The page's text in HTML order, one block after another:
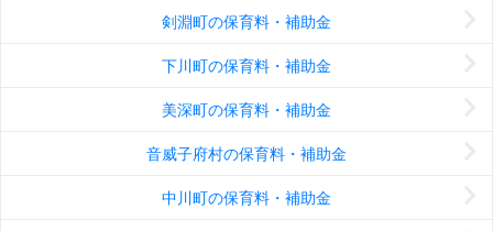
剣淵町の保育料・補助金
下川町の保育料・補助金
美深町の保育料・補助金
音威子府村の保育料・補助金
中川町の保育料・補助金